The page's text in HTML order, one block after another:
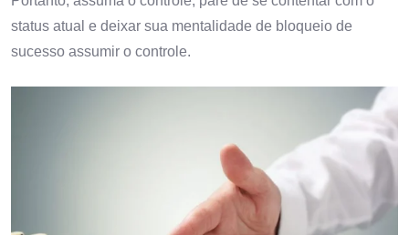
status atual e deixar sua mentalidade de bloqueio de
sucesso assumir o controle.